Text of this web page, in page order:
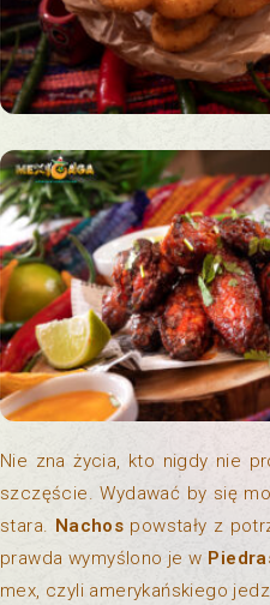
Nie zna życia, kto nigdy nie
szczęście. Wydawać by się
stara. Nachos powstały z
prawda wymyślono je w
mex, czyli amerykańskiego